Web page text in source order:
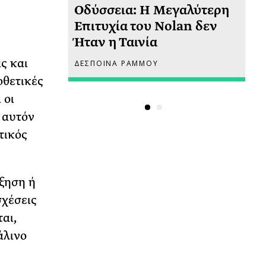
και
ή
Οδύσσεια: Η Μεγαλύτερη
Επιτυχία του Nolan δεν
Ήταν η Ταινία
ΔΕΣΠΟΙΝΑ ΡΑΜΜΟΥ